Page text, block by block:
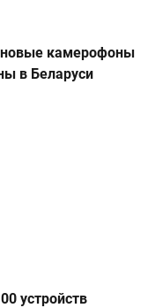
камерофоны
в Беларуси
устройств